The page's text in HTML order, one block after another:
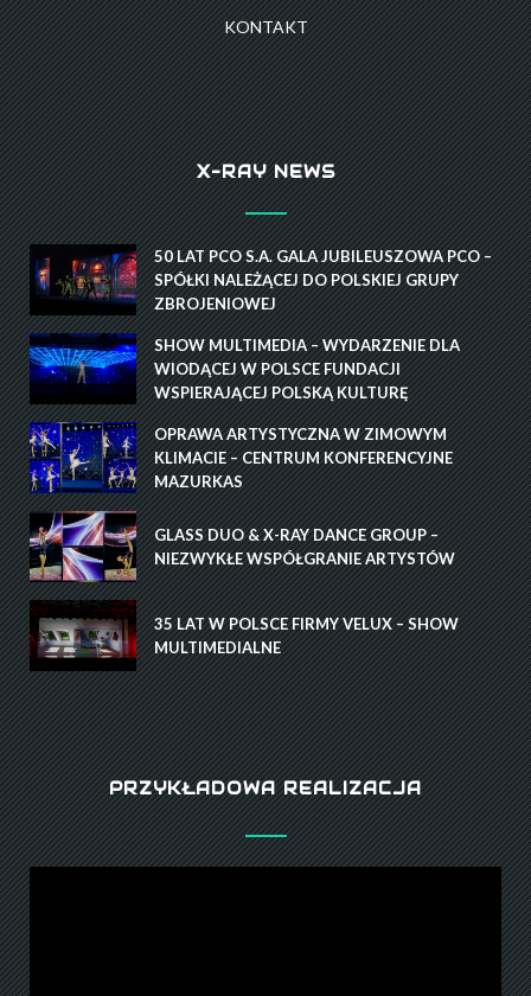
KONTAKT
X-RAY NEWS
50 LAT PCO S.A. GALA JUBILEUSZOWA PCO –
SPÓŁKI NALEŻĄCEJ DO POLSKIEJ GRUPY
ZBROJENIOWEJ
SHOW MULTIMEDIA – WYDARZENIE DLA
WIODĄCEJ W POLSCE FUNDACJI
WSPIERAJĄCEJ POLSKĄ KULTURĘ
OPRAWA ARTYSTYCZNA W ZIMOWYM
KLIMACIE – CENTRUM KONFERENCYJNE
MAZURKAS
GLASS DUO & X-RAY DANCE GROUP –
NIEZWYKŁE WSPÓŁGRANIE ARTYSTÓW
35 LAT W POLSCE FIRMY VELUX – SHOW
MULTIMEDIALNE
PRZYKŁADOWA REALIZACJA